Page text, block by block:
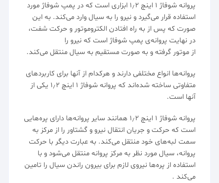
پروانه شوفاژ پمپ شوفاژمورد
استفاده قرار می‌گیرد و نیرو را به سیال وارد می‌کند. به این
صورت که پس از به راه افتادن الکتروموتور و حرکت شفت،
در نهایت پروانه‌ی پمپشوفاژ است که نیرو را
ازموتور گرفته و به صورت مستقیم به سیال منتقل می‌کند.
پروانه‌ها انواع مختلفی دارند و هرکدام از آنها برای کاربردهای
متفاوتی ساخته شده‌اند که پروانه شوفاژ ۱ اینچ ۱٫۲ یکی از
آنها است.
پروانه شوفاژ ۱ اینچ ۱٫۲ همانند سایر پروانه‌ها دارای پره‌هایی
است که حرکت و جریان انتقال نیرو و گشتاور را از مرکز به
سمت لبه‌های خود منتقل می‌کند. به عبارت دیگر با حرکت
پروانه، سیال مورد نظر به مرکز پروانه منتقل می‌شود و با
استفاده از پره‌ها نیروی لازم برای بیرون راندن سیال را تامین
می‌کند .